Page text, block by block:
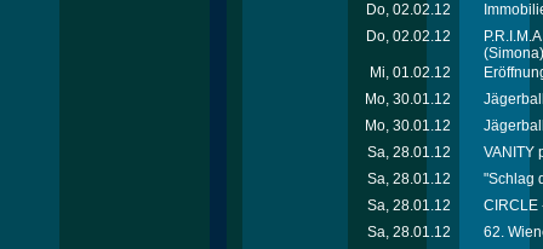
Do, 02.02.12
Do, 02.02.12
(Simona)
Mi, 01.02.12
Mo, 30.01.12
Mo, 30.01.12
Sa, 28.01.12
VANITY
Sa, 28.01.12
"Schlag
Sa, 28.01.12
CIRCLE
Sa, 28.01.12
62.